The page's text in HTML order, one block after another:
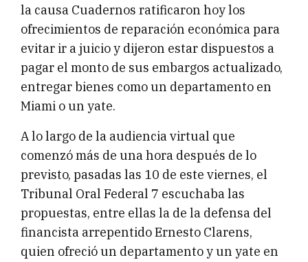
la causa Cuadernos ratificaron hoy los
ofrecimientos de reparación económica para
evitar ir a juicio y dijeron estar dispuestos a
pagar el monto de sus embargos actualizado,
entregar bienes como un departamento en
Miami o un yate.
A lo largo de la audiencia virtual que
comenzó más de una hora después de lo
previsto, pasadas las 10 de este viernes, el
Tribunal Oral Federal 7 escuchaba las
propuestas, entre ellas la de la defensa del
financista arrepentido Ernesto Clarens,
quien ofreció un departamento y un yate en